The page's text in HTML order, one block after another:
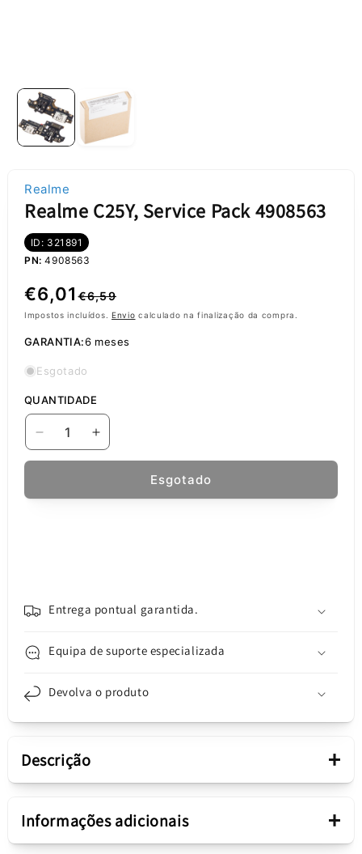
Realme
Realme C25Y, Service Pack 4908563
ID: 321891
PN: 4908563
Preço
normal
€6,59
Preço
de
saldo
€6,01
Impostos incluídos. Envio calculado na finalização da compra.
GARANTIA:6 meses
Esgotado
QUANTIDADE
Diminuir
Aumentar
quantidadeEsgotado
Entrega pontual garantida.
Equipa de suporte especializada
Devolva o produto
Descrição +
Informações adicionais +